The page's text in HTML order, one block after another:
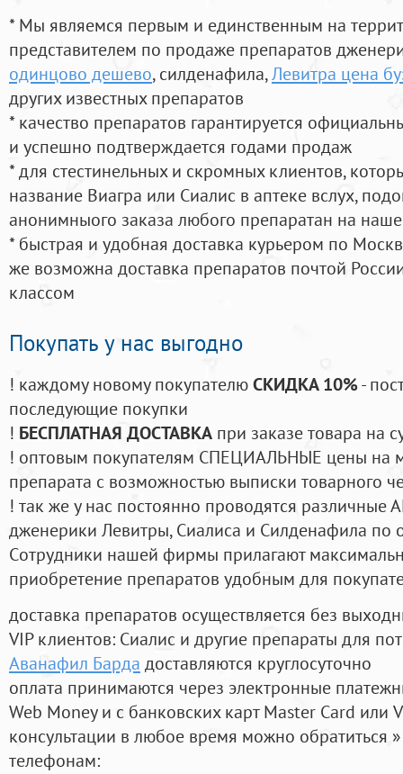
* Мы являемся первым и единственным на
представителем по продаже препаратов
одинцово дешево, силденафила,Левитра цена
других известных препаратов
* качество препаратов гарантируется
и успешно подтверждается годами продаж
* для стестинельных и скромных клиентов,
название Виагра или Сиалис в аптеке вслух,
анонимныого заказа любого препаратан на
* быстрая и удобная доставка курьером по
же возможна доставка препаратов почтой
классом
Покупать у нас выгодно
! каждому новому покупателюСКИДКА 10%-
последующие покупки
! БЕСПЛАТНАЯ ДОСТАВКА при заказе товара на
! оптовым покупателям СПЕЦИАЛЬНЫЕ цены на
препарата с возможностью выписки товарного
! так же у нас постоянно проводятся
дженерики Левитры, Сиалиса и Силденафила по
Cотрудники нашей фирмы прилагают
приобретение препаратов удобным для
доставка препаратов осуществляется без
VIP клиентов: Сиалис и другие препараты для
Аванафил Барда доставляются круглосуточно
оплата принимаются через электронные
Web Money и с банковских карт Master Card или
консультации в любое время можно обратиться
телефонам: